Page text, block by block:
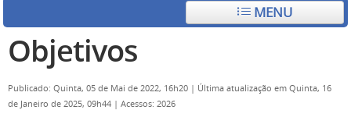
MENU
Objetivos
Publicado: Quinta, 05 de Mai de 2022, 16h20 | Última atualização em Quinta, 16
de Janeiro de 2025, 09h44 | Acessos: 2026